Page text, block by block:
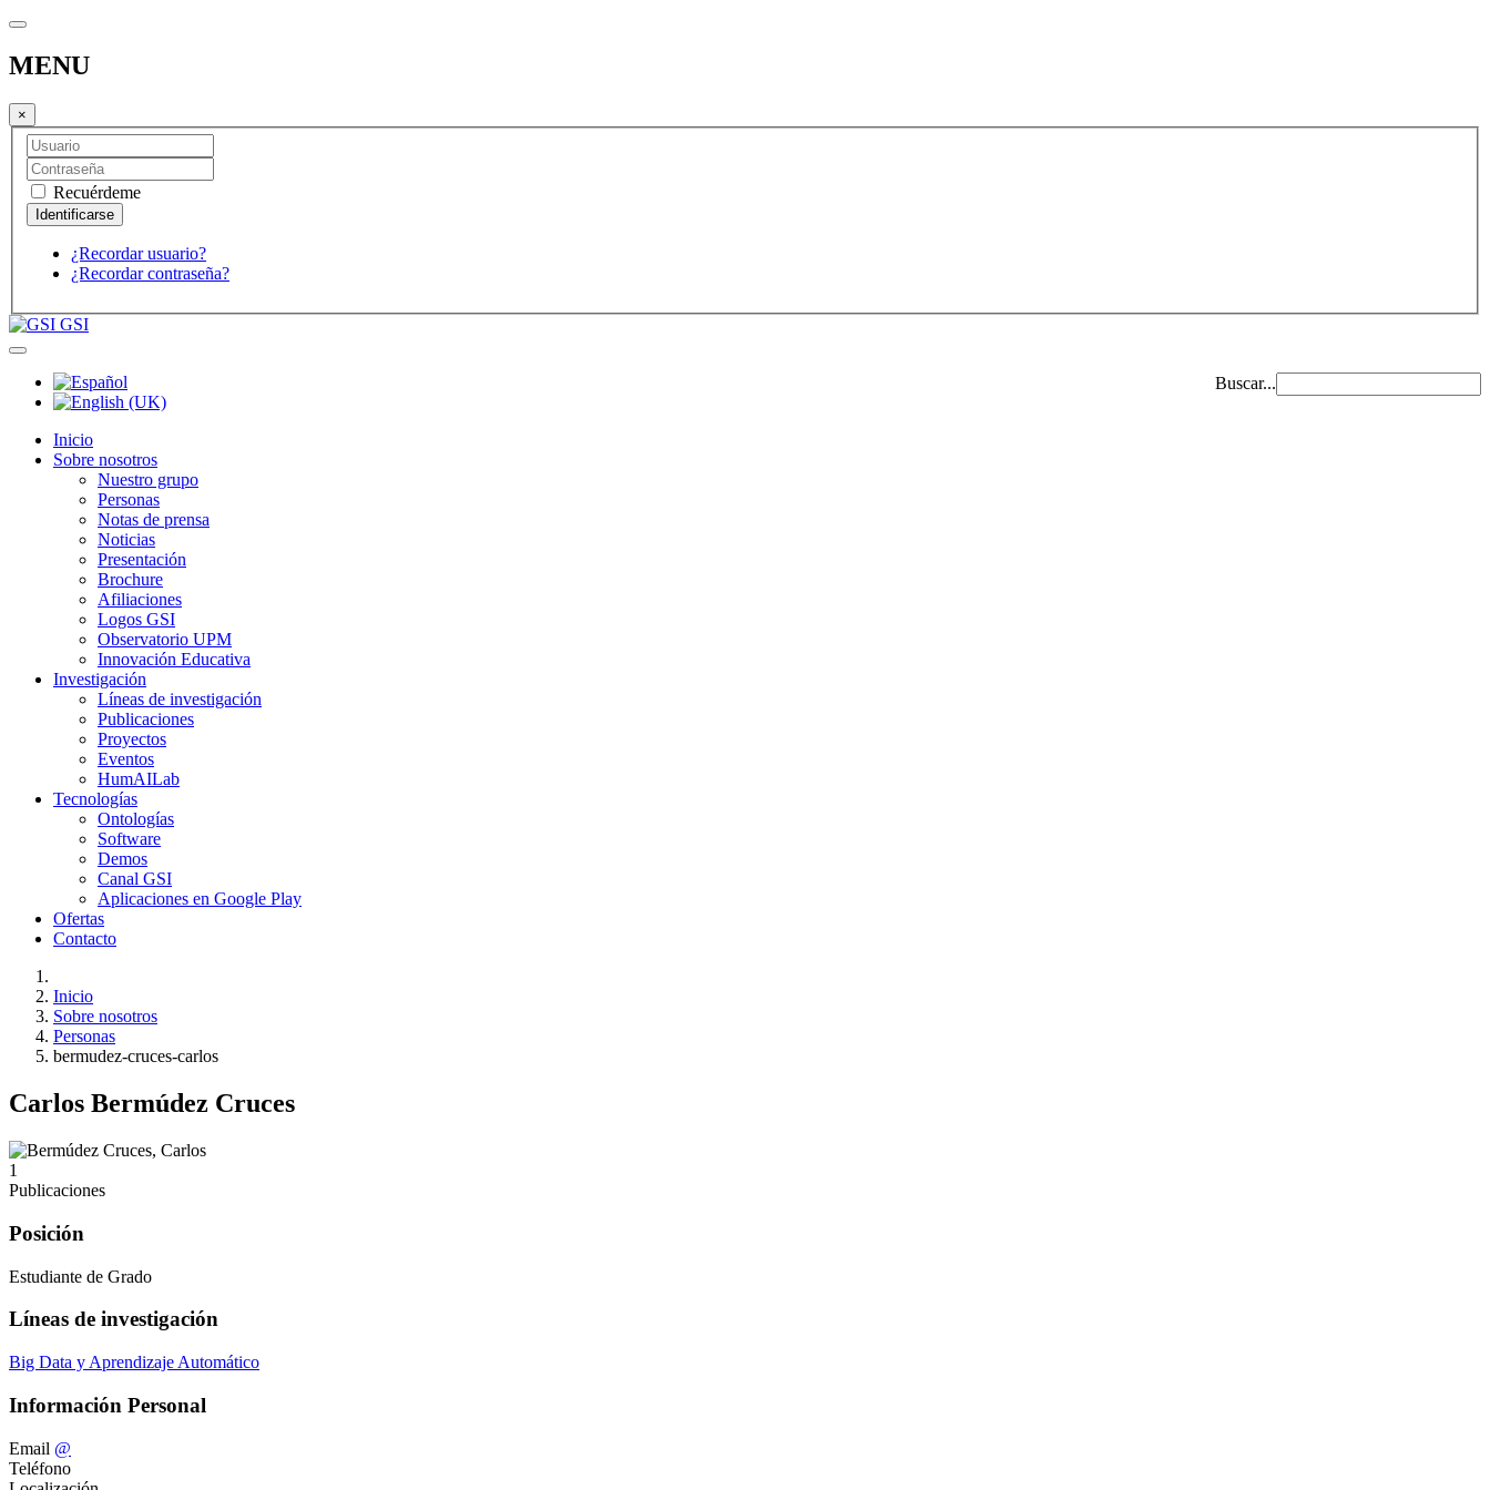
MENU
×
Recuérdeme
¿Recordar usuario?
¿Recordar contraseña?
GSI
Buscar...
Inicio
Sobre nosotros
Nuestro grupo
Personas
Notas de prensa
Noticias
Presentación
Brochure
Afiliaciones
Logos GSI
Observatorio UPM
Innovación Educativa
Investigación
Líneas de investigación
Publicaciones
Proyectos
Eventos
HumAILab
Tecnologías
Ontologías
Software
Demos
Canal GSI
Aplicaciones en Google Play
Ofertas
Contacto
Inicio
Sobre nosotros
Personas
bermudez-cruces-carlos
Carlos Bermúdez Cruces
1
Publicaciones
Posición
Estudiante de Grado
Líneas de investigación
Big Data y Aprendizaje Automático
Información Personal
Email @
Teléfono